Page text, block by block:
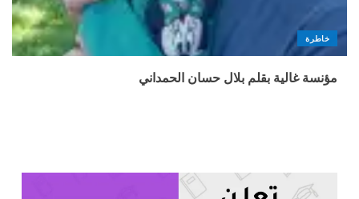
خاطرة
مؤنسة غالية بقلم بلال حسان الحمداني